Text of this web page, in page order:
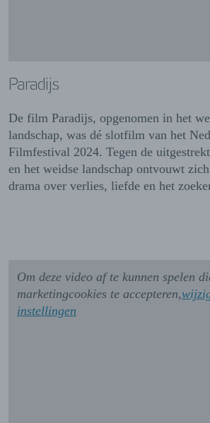
Paradijs
De film Paradijs, opgenomen in het
landschap, was dé slotfilm van het
Filmfestival 2024. Tegen de
en het weidse landschap ontvouwt
drama over verlies, liefde en het
Om deze video af te kunnen spelen
marketingcookies te accepteren,
instellingen